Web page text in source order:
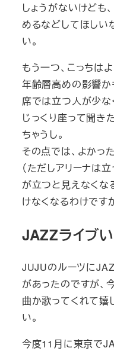
しょうがないけども
めるなどしてほしい
い。
もう一つ、こっちは
年齢層高めの影響か
席では立つ人が少な
じっくり座って聞き
ちゃうし。
その点では、よかっ
（ただしアリーナは
が立つと見えなく
けなくなるわけです
JAZZライブ
JUJUのルーツに
があったのですが、
曲か歌ってくれて嬉
い。
今度11月に東京で